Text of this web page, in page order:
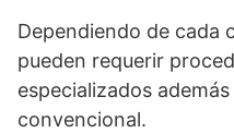
Dependiendo de cada
pueden requerir
especializados
convencional.